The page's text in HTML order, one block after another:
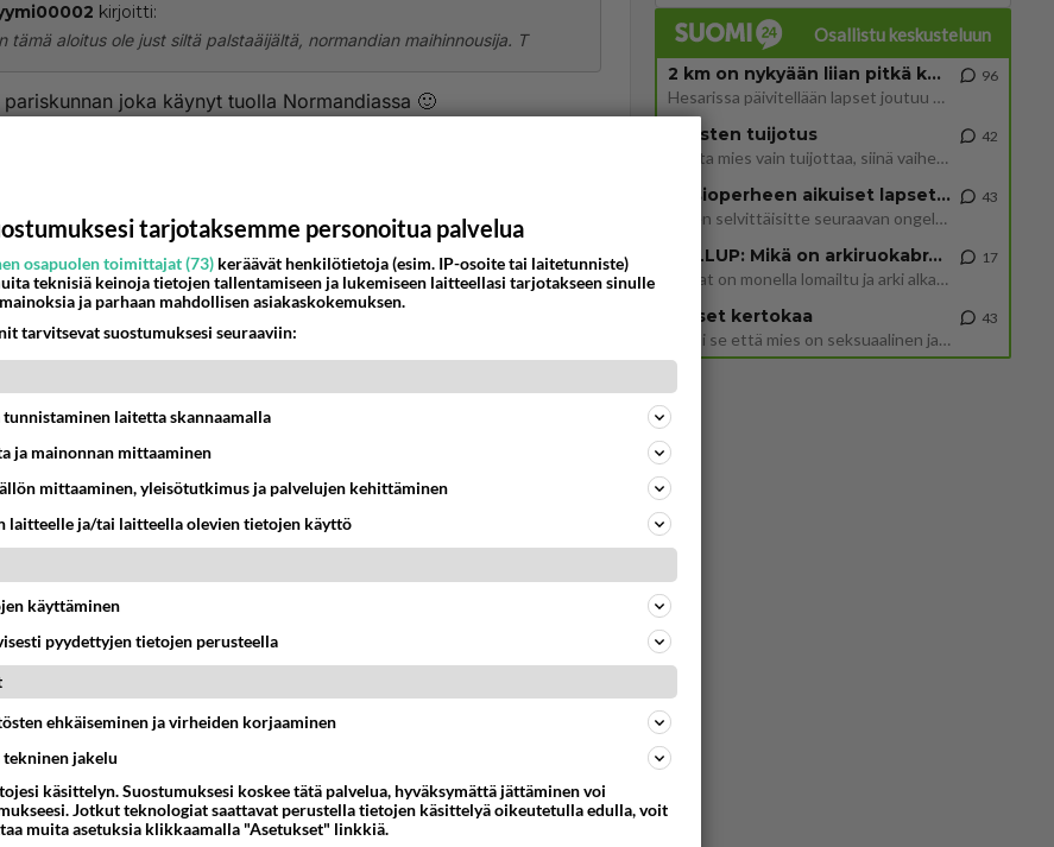
kirjoitti:
tämä aloitus ole just siltä palstaäijältä, normandian maihinnousija. T
pariskunnan joka käynyt tuolla Normandiassa 🙂
05-20 09:59:47
kirjoitti:
pariskunnan joka käynyt tuolla Normandiassa 🙂
aloittajaäijä näitä sinun apaattisia palstapareja mitä olet tänne
oli se joku hallu ja pöhkö eiku
Osallistu keskusteluun
2 km on nykyään liian pitkä koulumatka
Hesarissa päivitellään lapset joutuu nyt kulkemaan 2 km kouluun jösses. Ruostefillarilla tuo matka menee vaikka miten äk
96
Miesten tuijotus
Mutta mies vain tuijottaa, siinä vaiheessa käännän itse pään pois. Mikä juttu? Yleensä jos joku tuijottaa tai katsoo, hä
42
Uusioperheen aikuiset lapset tyhjentää jääkaapin käydessään
Miten selvittäisitte seuraavan ongelman, meillä on uusioperhe, minulla teini-ikäiset lapset ja puolisolla aikuiset, jotk
43
GALLUP: Mikä on arkiruokabravuurisi?
Lomat on monella lomailtu ja arki alkaa. Se voi tarkoittaa myös sitä, että grillailut on grillattu ja palataan arjen ruo
17
Naiset kertokaa
Miksi se että mies on seksuaalinen ja haluaa seksiä ja te olette hänen mielestänne haluttava on vastenmielistä? Mikä sii
43
tarjotaksemme personoitua palvelua
osapuolen toimittajat (73) keräävät henkilötietoja (esim. IP-osoite tai laitetunniste)
teknisiä keinoja tietojen tallentamiseen ja lukemiseen laitteellasi tarjotakseen sinulle
ja parhaan mahdollisen asiakaskokemuksen.
tarvitsevat suostumuksesi seuraaviin:
laitetta skannaamalla
ja mainonnan mittaaminen
mittaaminen, yleisötutkimus ja palvelujen kehittäminen
laitteelle ja/tai laitteella olevien tietojen käyttö
käyttäminen
pyydettyjen tietojen perusteella
ehkäiseminen ja virheiden korjaaminen
jakelu
käsittelyn. Suostumuksesi koskee tätä palvelua, hyväksymättä jättäminen voi
Jotkut teknologiat saattavat perustella tietojen käsittelyä oikeutetulla edulla, voit
muita asetuksia klikkaamalla "Asetukset" linkkiä.